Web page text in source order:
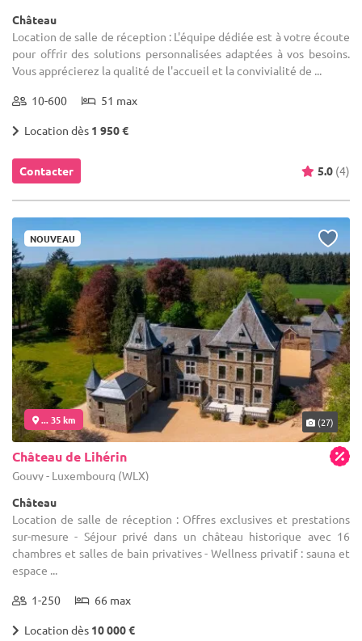
Château
Location de salle de réception : L'équipe dédiée est à votre écoute
pour offrir des solutions personnalisées adaptées à vos besoins.
Vous apprécierez la qualité de l'accueil et la convivialité de ...
10-600 51 max
Location dès 1 950 €
Contacter 5.0 (4)
NOUVEAU
... 35 km (27)
Château de Lihérin
Gouvy - Luxembourg (WLX)
Château
Location de salle de réception : Offres exclusives et prestations
sur-mesure - Séjour privé dans un château historique avec 16
chambres et salles de bain privatives - Wellness privatif : sauna et
espace ...
1-250 66 max
Location dès 10 000 €